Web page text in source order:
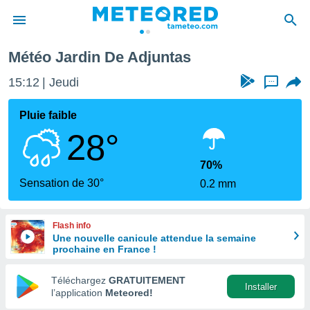
de
par
en
Météo Jardin De Adjuntas
15:12 Jeudi ...
Pluie faible
28°
Sensation de 30°
70%
0.2 mm
Flash info
Une nouvelle canicule attendue la semaine
prochaine en France !
Téléchargez GRATUITEMENT
l’application Meteored!
Installer